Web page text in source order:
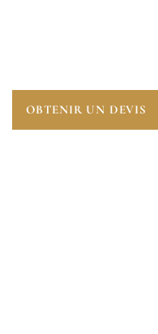
OBTENIR UN DEVIS